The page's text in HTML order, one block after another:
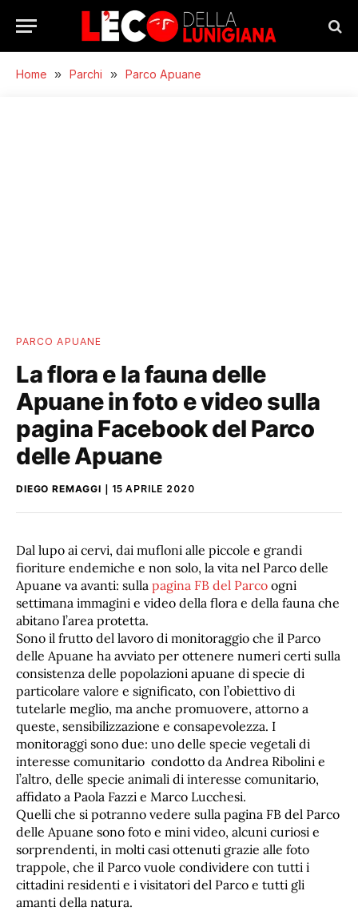
Home » Parchi » Parco Apuane
PARCO APUANE
La flora e la fauna delle
Apuane in foto e video sulla
pagina Facebook del Parco
delle Apuane
DIEGO REMAGGI 15 APRILE 2020
Dal lupo ai cervi, dai mufloni alle piccole e grandi
fioriture endemiche e non solo, la vita nel Parco delle
Apuane va avanti: sulla pagina FB del Parco ogni
settimana immagini e video della flora e della fauna che
abitano l’area protetta.
Sono il frutto del lavoro di monitoraggio che il Parco
delle Apuane ha avviato per ottenere numeri certi sulla
consistenza delle popolazioni apuane di specie di
particolare valore e significato, con l’obiettivo di
tutelarle meglio, ma anche promuovere, attorno a
queste, sensibilizzazione e consapevolezza. I
monitoraggi sono due: uno delle specie vegetali di
interesse comunitario condotto da Andrea Ribolini e
l’altro, delle specie animali di interesse comunitario,
affidato a Paola Fazzi e Marco Lucchesi.
Quelli che si potranno vedere sulla pagina FB del Parco
delle Apuane sono foto e mini video, alcuni curiosi e
sorprendenti, in molti casi ottenuti grazie alle foto
trappole, che il Parco vuole condividere con tutti i
cittadini residenti e i visitatori del Parco e tutti gli
amanti della natura.